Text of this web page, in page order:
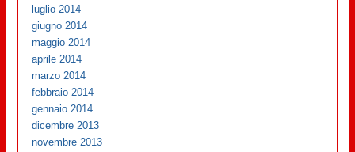
luglio 2014
giugno 2014
maggio 2014
aprile 2014
marzo 2014
febbraio 2014
gennaio 2014
dicembre 2013
novembre 2013